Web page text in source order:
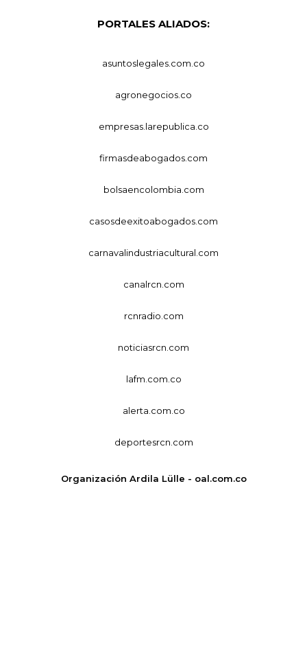
PORTALES ALIADOS:
asuntoslegales.com.co
agronegocios.co
empresas.larepublica.co
firmasdeabogados.com
bolsaencolombia.com
casosdeexitoabogados.com
carnavalindustriacultural.com
canalrcn.com
rcnradio.com
noticiasrcn.com
lafm.com.co
alerta.com.co
deportesrcn.com
Organización Ardila Lülle - oal.com.co